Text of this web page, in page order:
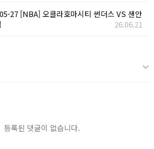
27 [NBA] 오클라호마시티 썬더스 VS 샌안
26.06.21
등록된 댓글이 없습니다.